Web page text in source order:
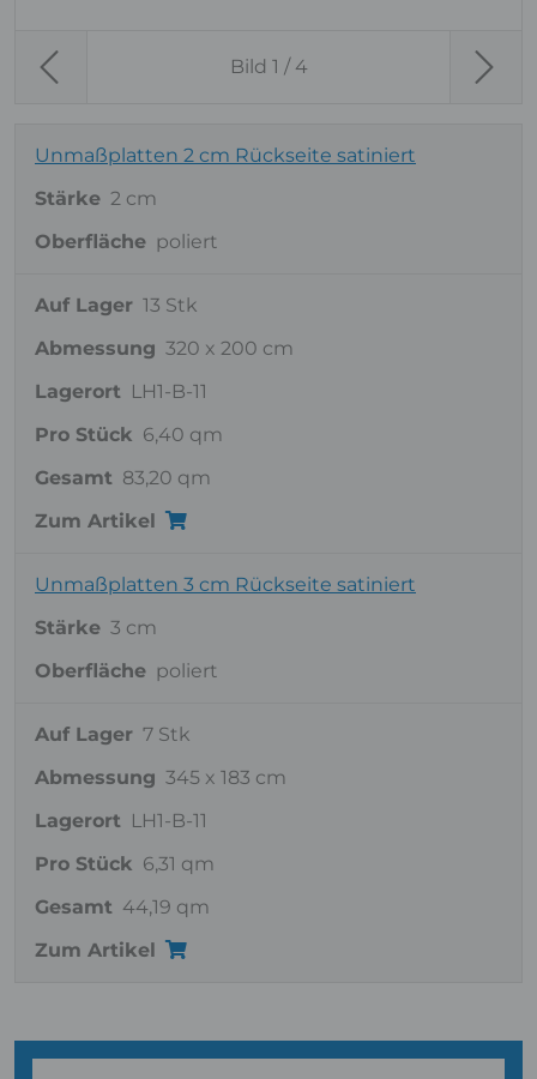
Previous Bild 1 / 4 Next
Unmaßplatten 2 cm Rückseite satiniert
Stärke 2 cm
Oberfläche poliert
Auf Lager 13 Stk
Abmessung 320 x 200 cm
Lagerort LH1-B-11
Pro Stück 6,40 qm
Gesamt 83,20 qm
Zum Artikel
Unmaßplatten 3 cm Rückseite satiniert
Stärke 3 cm
Oberfläche poliert
Auf Lager 7 Stk
Abmessung 345 x 183 cm
Lagerort LH1-B-11
Pro Stück 6,31 qm
Gesamt 44,19 qm
Zum Artikel